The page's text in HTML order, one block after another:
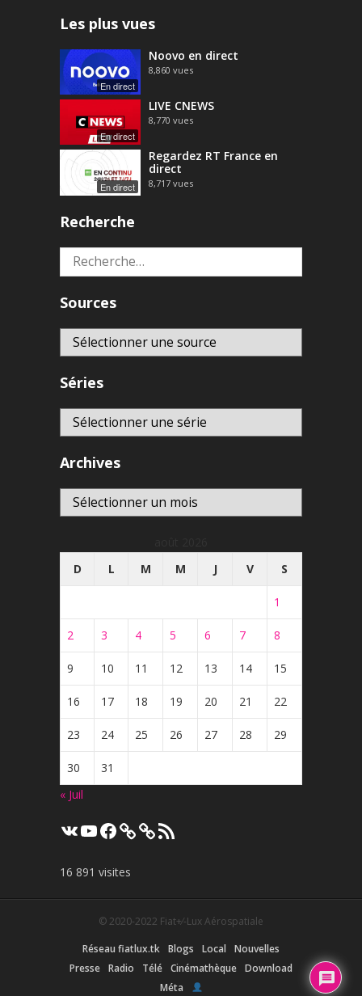
Les plus vues
En direct
Noovo en direct
8,860 vues
En direct
LIVE CNEWS
8,770 vues
En direct
Regardez RT France en
direct
8,717 vues
Recherche
Rechercher :
Sources
Séries
Archives
Archives
D
L M M J V S
1
2 3 4 5 6 7 8
9 10 11 12 13 14 15
16 17 18 19 20 21 22
23 24 25 26 27 28 29
30
31
« Juil
VK YouTube
Facebook Flux
RSS
16 891 visites
© 2020-2022 Fiat+⁄-Lux Aérospatiale
Réseau fiatlux.tk Blogs Local
Nouvelles
Presse Radio Télé Cinémathèque Download
Méta